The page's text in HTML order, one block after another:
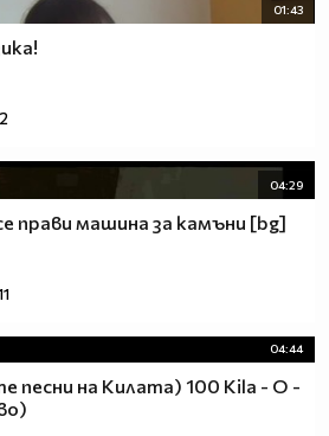
01:43
04:29
прави машина за камъни [bg]
04:44
песни на Килата) 100 Kila - O -